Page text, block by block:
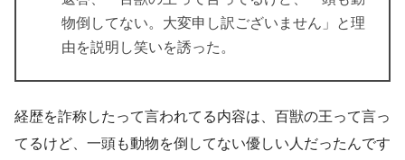
物倒してない。大変申し訳ございません」と理
由を説明し笑いを誘った。
経歴を詐称したって言われてる内容は、百獣の王って言っ
てるけど、一頭も動物を倒してない優しい人だったんです